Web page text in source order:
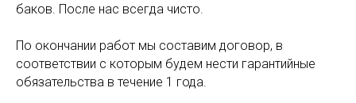
баков. После нас всегда чисто.
По окончании работ мы составим договор, в
соответствии с которым будем нести гарантийные
обязательства в течение 1 года.